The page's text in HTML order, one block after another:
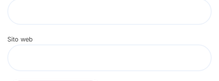
Sito web